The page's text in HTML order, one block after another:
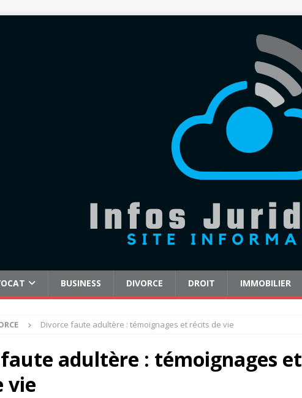
BUSINESS DIVORCE DROIT IMMOBILIER
Divorce faute adultère : témoignages et récits de vie
adultère : témoignages et
vie